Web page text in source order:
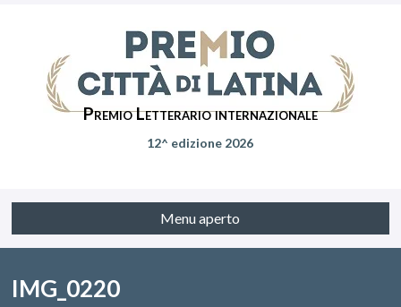
Premio Letterario internazionale
12^ edizione 2026
Menu aperto
IMG_0220